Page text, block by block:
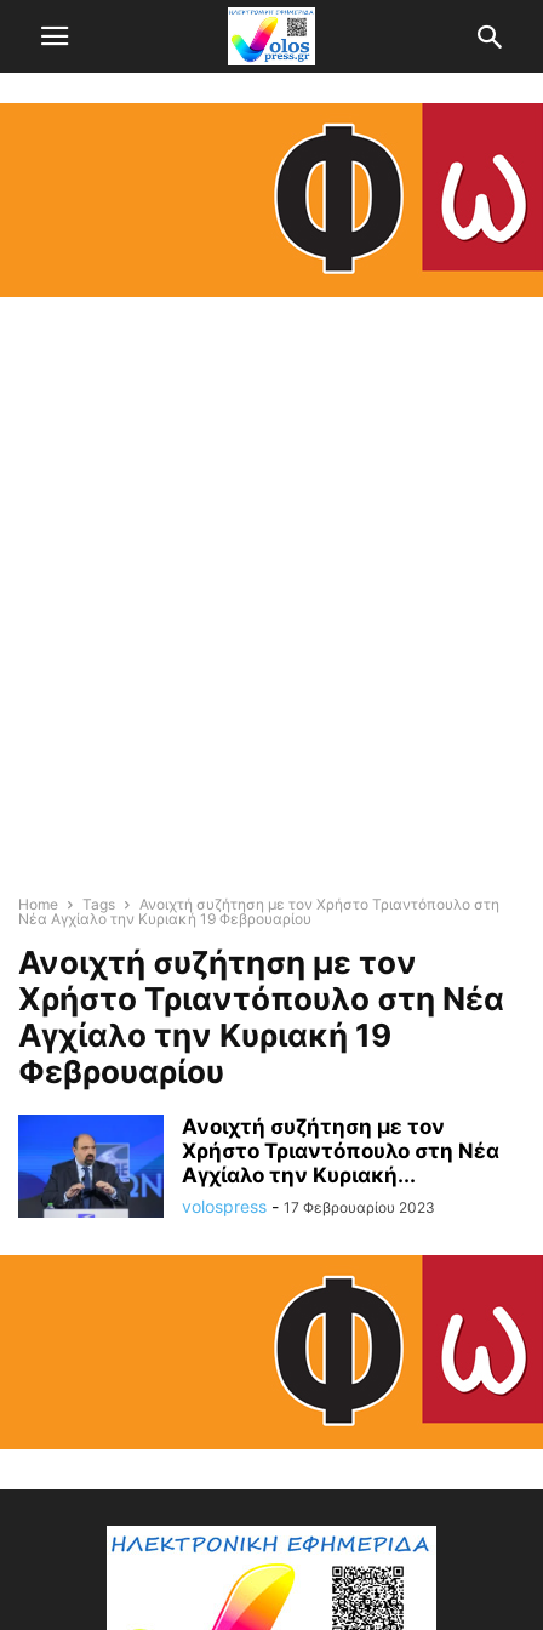
Home Tags
Ανοιχτή συζήτηση με τον Χρήστο Τριαντόπουλο στη
Νέα Αγχίαλο την Κυριακή 19 Φεβρουαρίου
Ανοιχτή συζήτηση με τον
Χρήστο Τριαντόπουλο στη Νέα
Αγχίαλο την Κυριακή 19
Φεβρουαρίου
Ανοιχτή συζήτηση με τον
Χρήστο Τριαντόπουλο στη Νέα
Αγχίαλο την Κυριακή...
volospress - 17 Φεβρουαρίου 2023